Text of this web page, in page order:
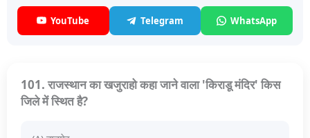
YouTube Telegram WhatsApp
101. राजस्थान का खजुराहो कहा जाने वाला 'किराडू मंदिर' किस
जिले में स्थित है?